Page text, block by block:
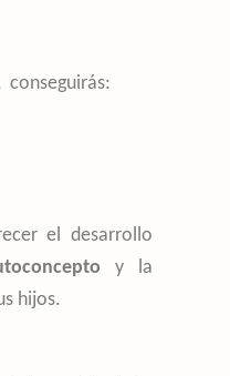
conseguirás:
el desarrollo
y la
hijos.